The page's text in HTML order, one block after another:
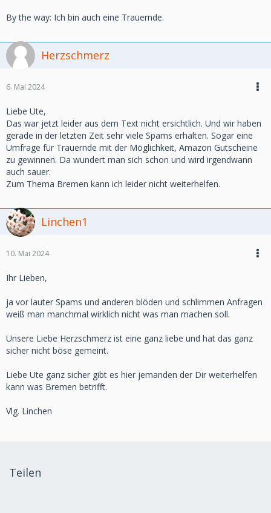
By the way: Ich bin auch eine Trauernde.
Herzschmerz
6. Mai 2024
Liebe Ute,
Das war jetzt leider aus dem Text nicht ersichtlich. Und wir haben
gerade in der letzten Zeit sehr viele Spams erhalten. Sogar eine
Umfrage für Trauernde mit der Möglichkeit, Amazon Gutscheine
zu gewinnen. Da wundert man sich schon und wird irgendwann
auch sauer.
Zum Thema Bremen kann ich leider nicht weiterhelfen.
Linchen1
10. Mai 2024
Ihr Lieben,
ja vor lauter Spams und anderen blöden und schlimmen Anfragen
weiß man manchmal wirklich nicht was man machen soll.
Unsere Liebe Herzschmerz ist eine ganz liebe und hat das ganz
sicher nicht böse gemeint.
Liebe Ute ganz sicher gibt es hier jemanden der Dir weiterhelfen
kann was Bremen betrifft.
Vlg. Linchen
Teilen